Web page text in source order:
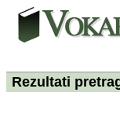
Rezultati